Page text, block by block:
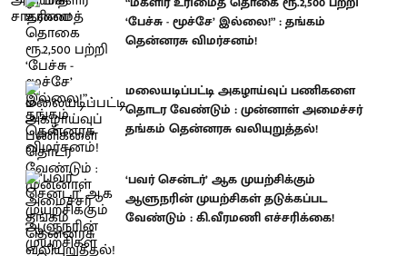
‘பேச்சு - மூச்சே’ இல்லை!” : தங்கம்
தென்னரசு விமர்சனம்!
மலையடிப்பட்டி அகழாய்வுப் பணிகளை
தொடர வேண்டும் : முன்னாள் அமைச்சர்
தங்கம் தென்னரசு வலியுறுத்தல்!
‘பவர் சென்டர்’ ஆக முயற்சிக்கும்
ஆளுநரின் முயற்சிகள் தடுக்கப்பட
வேண்டும் : கி.வீரமணி எச்சரிக்கை!